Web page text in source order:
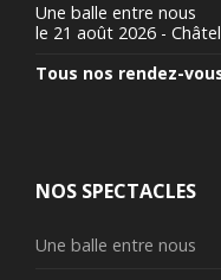
Une balle entre nous
le 21 août 2026 -
Tous nos rendez-
NOS SPECTACLES
Une balle entre nous